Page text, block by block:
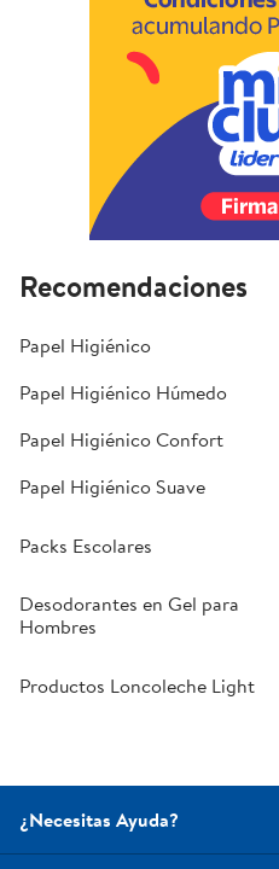
Recomendaciones
Papel Higiénico
Papel Higiénico Húmedo
Papel Higiénico Confort
Papel Higiénico Suave
Packs Escolares
Desodorantes en Gel para
Hombres
Productos Loncoleche Light
¿Necesitas Ayuda?